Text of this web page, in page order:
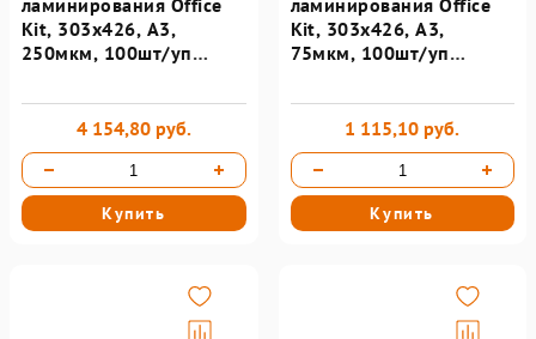
ламинирования Office
Kit, 303х426, А3,
250мкм, 100шт/уп
4 154,80 руб.
Купить
ламинирования Office
Kit, 303х426, А3,
75мкм, 100шт/уп
1 115,10 руб.
Купить